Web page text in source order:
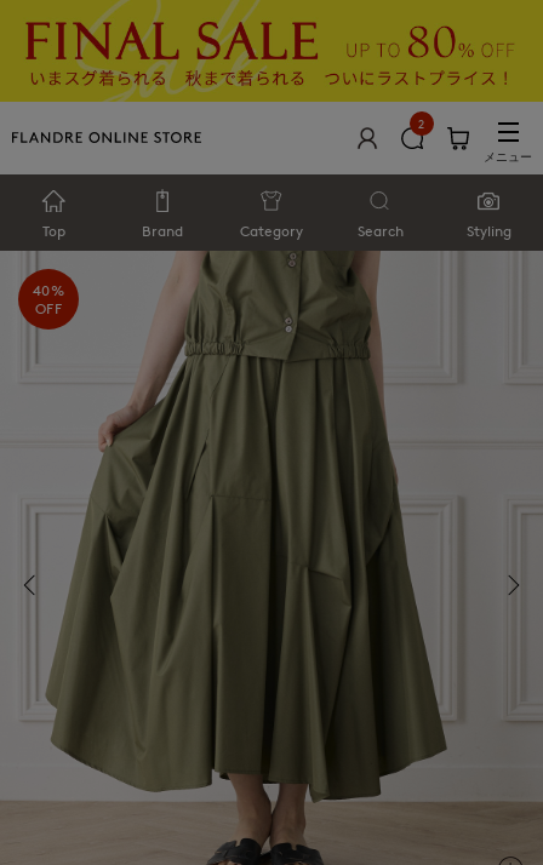
2
メニュー
Top Brand Category Search Styling
40%
OFF